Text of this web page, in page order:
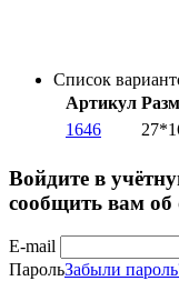
Список
Артикул
1646
Войдите в
сообщить вам об
E-mail
ПарольЗабыли